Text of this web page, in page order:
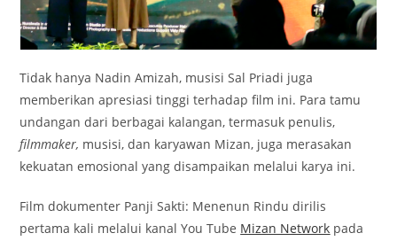
Tidak hanya Nadin Amizah, musisi Sal Priadi juga
memberikan apresiasi tinggi terhadap film ini. Para tamu
undangan dari berbagai kalangan, termasuk penulis,
filmmaker, musisi, dan karyawan Mizan, juga merasakan
kekuatan emosional yang disampaikan melalui karya ini.
Film dokumenter Panji Sakti: Menenun Rindu dirilis
pertama kali melalui kanal You Tube Mizan Network pada